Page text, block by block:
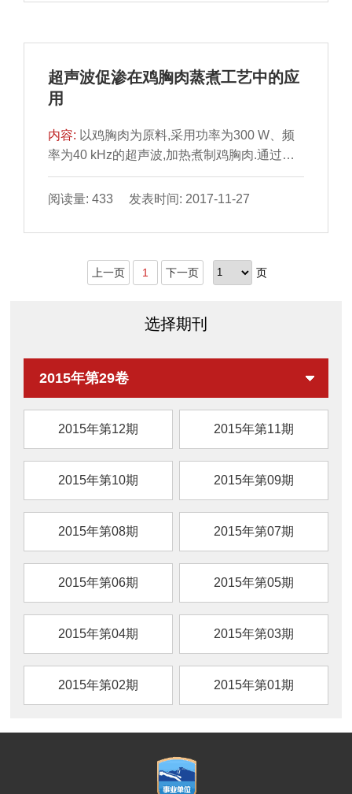
菌、假单胞菌属和肠杆菌科细菌进行菌落计数.
成熟1个月时达到最大值;乳酸菌、假单胞菌属
减少;其中假单胞菌属和肠杆菌科细菌的数量在
腌制后期达到最大值,乳酸菌的数量在成熟1个
干巴加工中
超声波促渗在鸡胸肉蒸煮工艺中的应
用
内容: 以鸡胸肉为原料,采用功率为300 W、频
率为40 kHz的超声波,加热煮制鸡胸肉.通过测
定鸡胸肉中NaCl含量、嫩度、蒸煮损失、蛋白
质变性程度等指标,比较超声波处理组与传统加
25 min时,超声波处理组鸡胸肉的NaCl含量及
34.1%,鸡胸肉的蒸煮损失相对于传统加热煮制
的不足以及现阶段超声波处理设备产热低的缺
阅读量: 433 发表时间: 2017-11-27
上一页 1 下一页 页
选择期刊
2015年第29卷
2015年第12期 2015年第11期
2015年第10期 2015年第09期
2015年第08期 2015年第07期
2015年第06期 2015年第05期
2015年第04期 2015年第03期
2015年第02期 2015年第01期